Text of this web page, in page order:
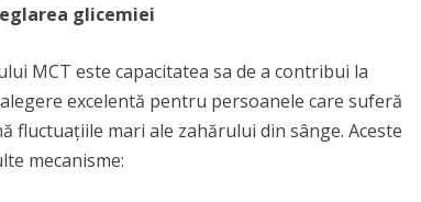
glicemiei
MCT este capacitatea sa de a contribui la
excelentă pentru persoanele care suferă
fluctuațiile mari ale zahărului din sânge. Aceste
mecanisme: